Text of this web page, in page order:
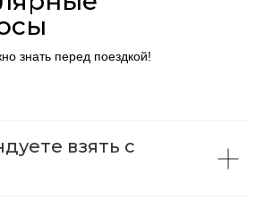
знать перед поездкой!
взять с